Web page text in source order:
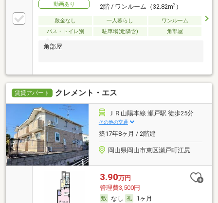
動画あり
2階 / ワンルーム（32.82m2）
敷金なし 一人暮らし
ワンルーム
バス・トイレ別
駐車場(近隣含) 角部屋
角部屋
賃貸アパート クレメント・エス
ＪＲ山陽本線 瀬戸駅 徒歩25分
その他の交通
築17年8ヶ月 / 2階建
岡山県岡山市東区瀬戸町江尻
3.90万円
管理費3,500円
なし
1ヶ月